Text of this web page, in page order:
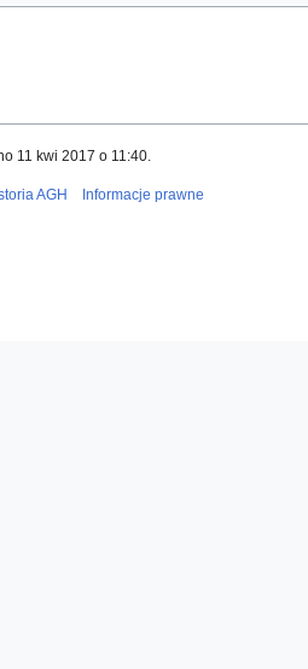
11 kwi 2017 o 11:40.
AGH Informacje prawne